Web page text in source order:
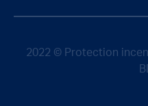
2022 © Protection